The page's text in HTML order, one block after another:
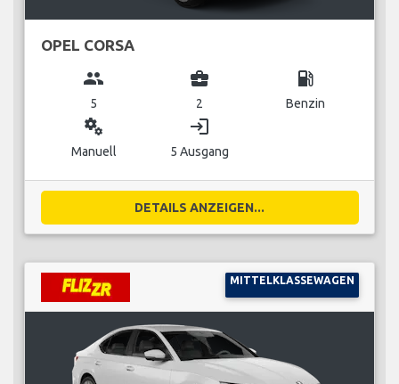
OPEL CORSA
group
5
business_center
2
local_gas_station
Benzin
miscellaneous_services
Manuell
login
5 Ausgang
DETAILS ANZEIGEN...
MITTELKLASSEWAGEN